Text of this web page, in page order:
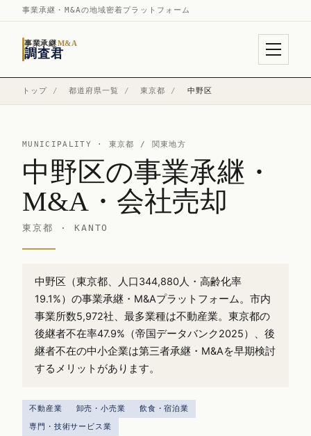
事業承継・M&Aの地域密着プラットフォーム
事業承継M&A
調査君
トップ / 都道府県一覧 / 東京都 / 中野区
MUNICIPALITY · 東京都 / 関東地方
中野区の事業承継・
M&A・会社売却
東京都 · KANTO
中野区（東京都、人口344,880人・高齢化率
19.1%）の事業承継・M&Aプラットフォーム。市内
事業所数5,972社、最多業種は不動産業。東京都の
後継者不在率47.9%（帝国データバンク2025）、後
継者不在の中小企業は第三者承継・M&Aを早期検討
するメリットがあります。
不動産業 卸売・小売業
飲食・宿泊業
専門・技術サービス業